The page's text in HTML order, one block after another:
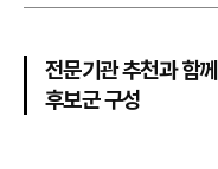
전문기관 추천과 함
후보군 구성